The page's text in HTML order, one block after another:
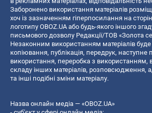
Заборонено використання матеріалів
хоч із зазначенням гіперпосилання на
логотипу OBOZ.UA або будь-якого іншого
письмового дозволу Редакції/ТОВ «Золота
Незаконним використанням матеріалів
копiювання, публiкацiя, передрук, наступне
використання, переробка з
складу інших матеріалів, розповсюдження,
та інші подібні зміни матеріалу.
Назва онлайн медіа — «OBOZ.UA»